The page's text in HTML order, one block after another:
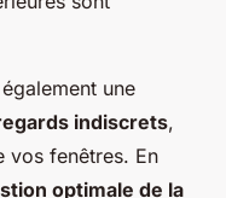
une
indiscrets,
vos fenêtres. En
optimale de la